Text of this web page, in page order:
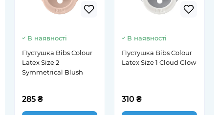
В наявності
Пустушка Bibs Colour
Latex Size 2
Symmetrical Blush
285 ₴
В наявності
Пустушка Bibs Colour
Latex Size 1 Cloud Glow
310 ₴